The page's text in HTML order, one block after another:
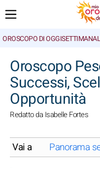
OROSCOPO DI OGGI
Oroscopo
Successi,
Opportunità
Redatto da Isabelle Fortes
Vai a Panorama